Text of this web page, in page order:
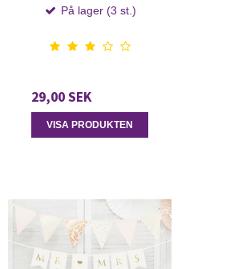
På lager (3 st.)
29,00 SEK
VISA PRODUKTEN